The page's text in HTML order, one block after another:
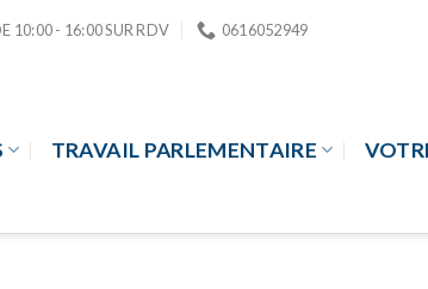
10:00 - 16:00 SUR RDV 0616052949
TRAVAIL PARLEMENTAIRE